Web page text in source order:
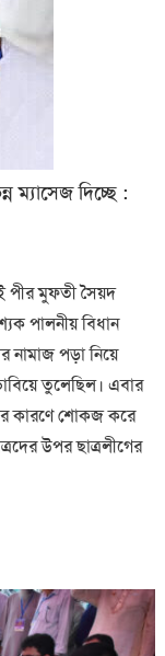
ম্যাসেজ দিচ্ছে :
পীর মুফতী সৈয়দ
পালনীয় বিধান
নামাজ পড়া নিয়ে
তুলেছিল। এবার
কারণে শোকজ করে
উপর ছাত্রলীগের